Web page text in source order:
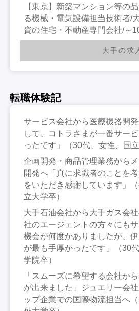
【東京】新築マンション等の
る機械・電気設備担当技術者/
資の住宅・不動産専門会社/～
大手の求
転職体験記
サービス会社から医療機器開
して、コトラさまが一番サー
ったです」（30代、女性、国立
企画開発・商品管理業務から
開発へ「真に求職者のことを
をいただき感謝しています」
立大学卒）
大手石油会社から大手ガス会
社のエージェントの方々にも
機会が何度かありましたが、
が最も手厚かったです」（30
学院卒）
「スムーズに希望する会社か
が出来ました」ジュエリー会
ップ企業での国際物流担当へ